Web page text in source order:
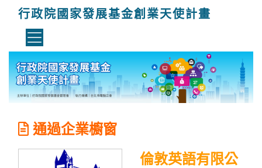
行政院國家發展基金創業天使計畫
通過企業櫥窗
倫敦英語有限公